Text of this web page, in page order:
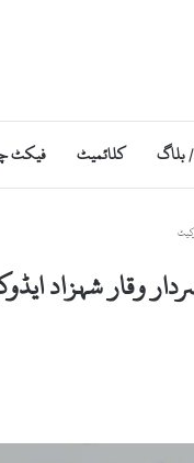
بلاگ کلائمیٹ فیکٹ
وقار شہزاد